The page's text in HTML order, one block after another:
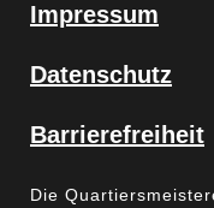
Impressum
Datenschutz
Barrierefreiheit
Die